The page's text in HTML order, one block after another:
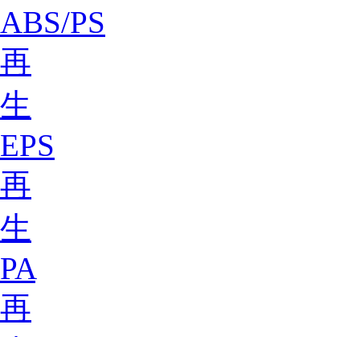
ABS/PS
再
生
EPS
再
生
PA
再